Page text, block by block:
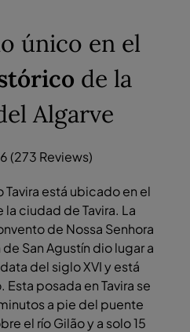
único en el
de la
Algarve
(273 Reviews)
Tavira está ubicado en el
ciudad de Tavira. La
de Nossa Senhora
San Agustín dio lugar a
del siglo XVI y está
posada en Tavira se
a pie del puente
el río Gilão y a solo 15